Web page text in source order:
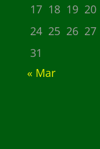
17 18 19 20
24 25 26 27
31
« Mar